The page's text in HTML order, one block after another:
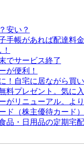
安い？
手帳があれば配達料金
でサービス終了
が便利！
！自宅に居ながら買
料プレゼント。気に
がリニューアル。よ
ド（株主優待カード
品・日用品の定期宅